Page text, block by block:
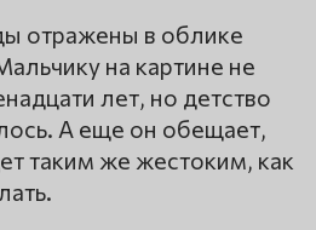
отражены в облике
на картине не
лет, но детство
А еще он обещает,
таким же жестоким, как